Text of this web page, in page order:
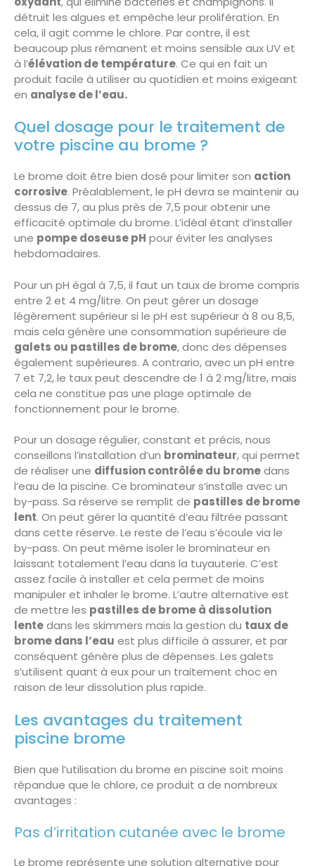
détruit les algues et empêche leur prolifération. En
cela, il agit comme le chlore. Par contre, il est
beaucoup plus rémanent et moins sensible aux UV et
à l’élévation de température. Ce qui en fait un
produit facile à utiliser au quotidien et moins exigeant
en analyse de l’eau.
Quel dosage pour le traitement de
votre piscine au brome ?
Le brome doit être bien dosé pour limiter son action
corrosive. Préalablement, le pH devra se maintenir au
dessus de 7, au plus près de 7,5 pour obtenir une
efficacité optimale du brome. L’idéal étant d’installer
une pompe doseuse pH pour éviter les analyses
hebdomadaires.
Pour un pH égal à 7,5, il faut un taux de brome compris
entre 2 et 4 mg/litre. On peut gérer un dosage
légèrement supérieur si le pH est supérieur à 8 ou 8,5,
mais cela génère une consommation supérieure de
galets ou pastilles de brome, donc des dépenses
également supérieures. A contrario, avec un pH entre
7 et 7,2, le taux peut descendre de 1 à 2 mg/litre, mais
cela ne constitue pas une plage optimale de
fonctionnement pour le brome.
Pour un dosage régulier, constant et précis, nous
conseillons l’installation d’un brominateur, qui permet
de réaliser une diffusion contrôlée du bromedans
l’eau de la piscine. Ce brominateur s’installe avec un
by-pass. Sa réserve se remplit de pastilles de brome
lent. On peut gérer la quantité d’eau filtrée passant
dans cette réserve. Le reste de l’eau s’écoule via le
by-pass. On peut même isoler le brominateur en
laissant totalement l’eau dans la tuyauterie. C’est
assez facile à installer et cela permet de moins
manipuler et inhaler le brome. L’autre alternative est
de mettre les pastilles de brome à dissolution
lentedans les skimmers mais la gestion du taux de
brome dans l’eau est plus difficile à assurer, et par
conséquent génère plus de dépenses. Les galets
s’utilisent quant à eux pour un traitement choc en
raison de leur dissolution plus rapide.
Les avantages du traitement
piscine brome
Bien que l’utilisation du brome en piscine soit moins
répandue que le chlore, ce produit a de nombreux
avantages :
Pas d’irritation cutanée avec le brome
Le brome représente une solution alternative pour